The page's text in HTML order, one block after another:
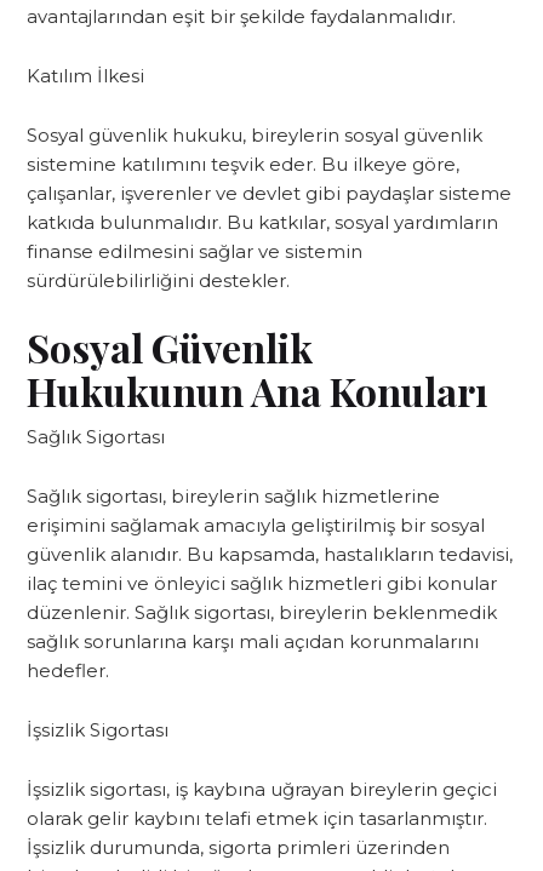
avantajlarından eşit bir şekilde faydalanmalıdır.
Katılım İlkesi
Sosyal güvenlik hukuku, bireylerin sosyal güvenlik
sistemine katılımını teşvik eder. Bu ilkeye göre,
çalışanlar, işverenler ve devlet gibi paydaşlar sisteme
katkıda bulunmalıdır. Bu katkılar, sosyal yardımların
finanse edilmesini sağlar ve sistemin
sürdürülebilirliğini destekler.
Sosyal Güvenlik
Hukukunun Ana Konuları
Sağlık Sigortası
Sağlık sigortası, bireylerin sağlık hizmetlerine
erişimini sağlamak amacıyla geliştirilmiş bir sosyal
güvenlik alanıdır. Bu kapsamda, hastalıkların tedavisi,
ilaç temini ve önleyici sağlık hizmetleri gibi konular
düzenlenir. Sağlık sigortası, bireylerin beklenmedik
sağlık sorunlarına karşı mali açıdan korunmalarını
hedefler.
İşsizlik Sigortası
İşsizlik sigortası, iş kaybına uğrayan bireylerin geçici
olarak gelir kaybını telafi etmek için tasarlanmıştır.
İşsizlik durumunda, sigorta primleri üzerinden